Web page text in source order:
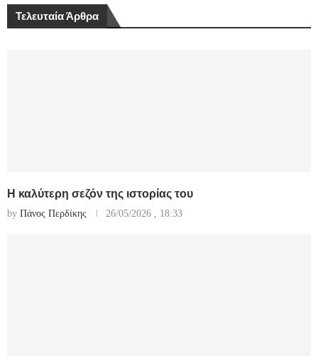
Τελευταία Άρθρα
Η καλύτερη σεζόν της ιστορίας του
by Πάνος Περδίκης 26/05/2026 , 18:33